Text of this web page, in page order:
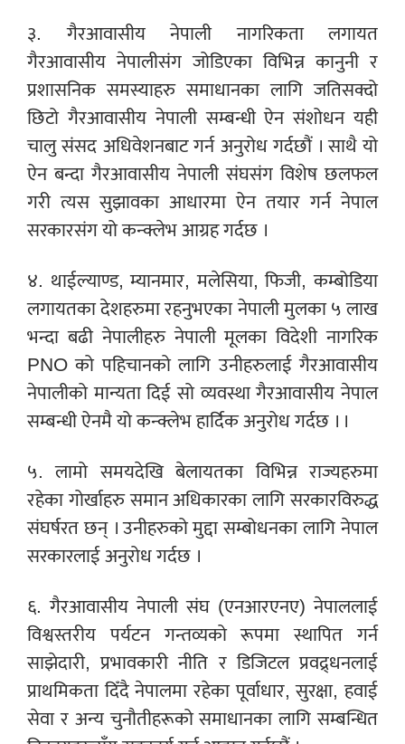
३. गैरआवासीय नेपाली नागरिकता लगायत
गैरआवासीय नेपालीसंग जोडिएका विभिन्न कानुनी र
प्रशासनिक समस्याहरु समाधानका लागि जतिसक्दो
छिटो गैरआवासीय नेपाली सम्बन्धी ऐन संशोधन यही
चालु संसद अधिवेशनबाट गर्न अनुरोध गर्दछौं । साथै यो
ऐन बन्दा गैरआवासीय नेपाली संघसंग विशेष छलफल
गरी त्यस सुझावका आधारमा ऐन तयार गर्न नेपाल
सरकारसंग यो कन्क्लेभ आग्रह गर्दछ ।
४. थाईल्याण्ड, म्यानमार, मलेसिया, फिजी, कम्बोडिया
लगायतका देशहरुमा रहनुभएका नेपाली मुलका ५ लाख
भन्दा बढी नेपालीहरु नेपाली मूलका विदेशी नागरिक
PNO को पहिचानको लागि उनीहरुलाई गैरआवासीय
नेपालीको मान्यता दिई सो व्यवस्था गैरआवासीय नेपाल
सम्बन्धी ऐनमै यो कन्क्लेभ हार्दिक अनुरोध गर्दछ । ।
५. लामो समयदेखि बेलायतका विभिन्न राज्यहरुमा
रहेका गोर्खाहरु समान अधिकारका लागि सरकारविरुद्ध
संघर्षरत छन् । उनीहरुको मुद्दा सम्बोधनका लागि नेपाल
सरकारलाई अनुरोध गर्दछ ।
६. गैरआवासीय नेपाली संघ (एनआरएनए) नेपाललाई
विश्वस्तरीय पर्यटन गन्तव्यको रूपमा स्थापित गर्न
साझेदारी, प्रभावकारी नीति र डिजिटल प्रवद्र्धनलाई
प्राथमिकता दिँदै नेपालमा रहेका पूर्वाधार, सुरक्षा, हवाई
सेवा र अन्य चुनौतीहरूको समाधानका लागि सम्बन्धित